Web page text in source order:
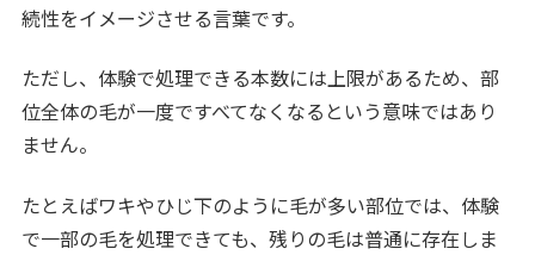
続性をイメージさせる言葉です。
ただし、体験で処理できる本数には上限があるため、部
位全体の毛が一度ですべてなくなるという意味ではあり
ません。
たとえばワキやひじ下のように毛が多い部位では、体験
で一部の毛を処理できても、残りの毛は普通に存在しま